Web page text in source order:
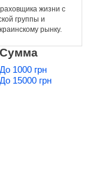
жизни с
группы и
рынку.
Сумма
До 1000 грн
До 15000 грн